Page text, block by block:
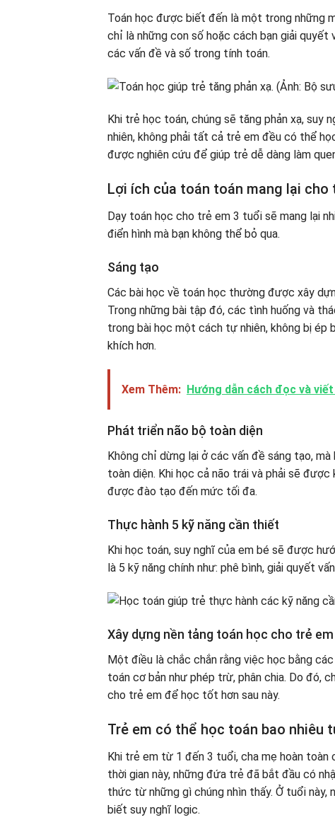
Xem bài tập
Tập thể dục để tìm các quy tắc
Tập thể dục để làm quen với các thuật ngữ
Kiên nhẫn khi hướng dẫn trẻ em
Khuyến khích trẻ đặt câu hỏi và chỉ trích
Tạo sự phấn khích trong quá trình học tập
Toán học được biết đến là một trong những
chỉ là những con số hoặc cách bạn giải
các vấn đề và số trong tính toán.
Khi trẻ học toán, chúng sẽ tăng phản xạ,
nhiên, không phải tất cả trẻ em đều có thể
được nghiên cứu để giúp trẻ dễ dàng làm
Lợi ích của toán toán mang lại cho
Dạy toán học cho trẻ em 3 tuổi sẽ mang lại
điển hình mà bạn không thể bỏ qua.
Sáng tạo
Các bài học về toán học thường được xây
Trong những bài tập đó, các tình huống và
trong bài học một cách tự nhiên, không bị ép
khích hơn.
Xem Thêm: Hướng dẫn cách đọc và
Phát triển não bộ toàn diện
Không chỉ dừng lại ở các vấn đề sáng tạo,
toàn diện. Khi học cả não trái và phải sẽ
được đào tạo đến mức tối đa.
Thực hành 5 kỹ năng cần thiết
Khi học toán, suy nghĩ của em bé sẽ được
là 5 kỹ năng chính như: phê bình, giải quyết
Xây dựng nền tảng toán học cho trẻ em
Một điều là chắc chắn rằng việc học bằng
toán cơ bản như phép trừ, phân chia. Do đó,
cho trẻ em để học tốt hơn sau này.
Trẻ em có thể học toán bao nhiêu
Khi trẻ em từ 1 đến 3 tuổi, cha mẹ hoàn
thời gian này, những đứa trẻ đã bắt đầu có
thức từ những gì chúng nhìn thấy. Ở tuổi
biết suy nghĩ logic.